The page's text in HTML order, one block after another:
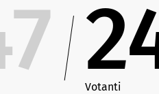
Votanti